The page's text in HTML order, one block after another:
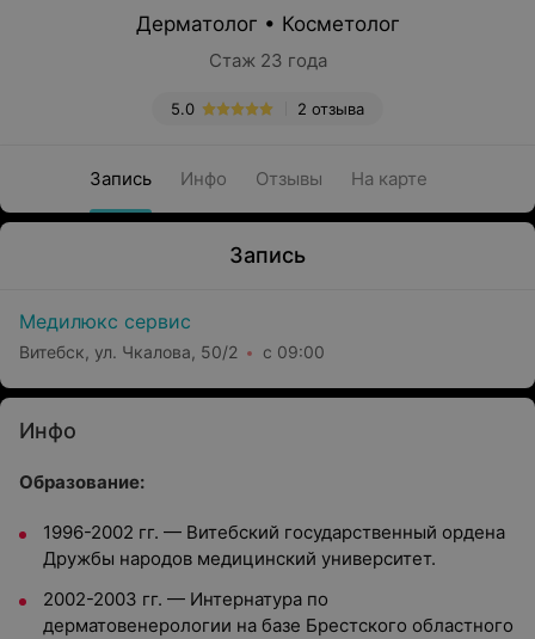
Дерматолог • Косметолог
Стаж 23 года
2 отзыва
5.0
Запись Инфо Отзывы На карте
Запись
Медилюкс сервис
Витебск, ул. Чкалова, 50/2 с 09:00
Инфо
Образование:
1996-2002 гг. — Витебский государственный ордена
Дружбы народов медицинский университет.
2002-2003 гг. — Интернатура по
дерматовенерологии на базе Брестского областного